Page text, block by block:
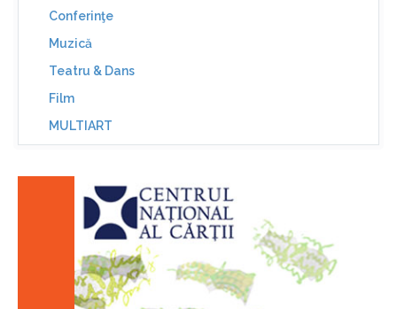
Conferinţe
Muzică
Teatru & Dans
Film
MULTIART